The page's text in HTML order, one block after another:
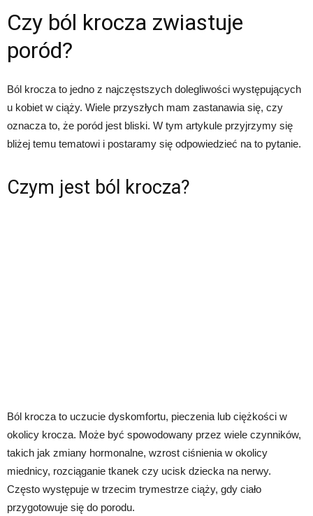
Czy ból krocza zwiastuje
poród?
Ból krocza to jedno z najczęstszych dolegliwości występujących
u kobiet w ciąży. Wiele przyszłych mam zastanawia się, czy
oznacza to, że poród jest bliski. W tym artykule przyjrzymy się
bliżej temu tematowi i postaramy się odpowiedzieć na to pytanie.
Czym jest ból krocza?
Ból krocza to uczucie dyskomfortu, pieczenia lub ciężkości w
okolicy krocza. Może być spowodowany przez wiele czynników,
takich jak zmiany hormonalne, wzrost ciśnienia w okolicy
miednicy, rozciąganie tkanek czy ucisk dziecka na nerwy.
Często występuje w trzecim trymestrze ciąży, gdy ciało
przygotowuje się do porodu.